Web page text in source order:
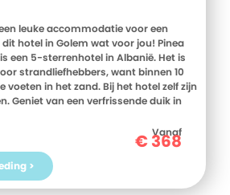
leuke accommodatie voor een
hotel in Golem wat voor jou! Pinea
een 5-sterrenhotel in Albanië. Het is
strandliefhebbers, want binnen 10
voeten in het zand. Bij het hotel zelf zijn
Geniet van een verfrissende duik in
hapje te eten? Geen probleem! Bij
voor het diner als het ontbijt
eens een kinderclub biedt deze locatie
voor het hele gezin. Boek snel je verblijf
en Spa!
Vanaf
€368
>